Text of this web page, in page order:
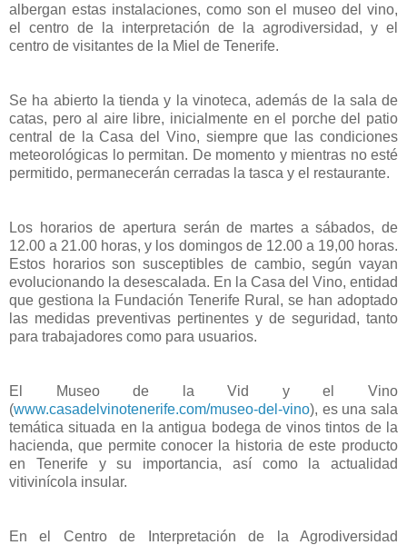
albergan estas instalaciones, como son el museo del vino,
el centro de la interpretación de la agrodiversidad, y el
centro de visitantes de la Miel de Tenerife.
Se ha abierto la tienda y la vinoteca, además de la sala de
catas, pero al aire libre, inicialmente en el porche del patio
central de la Casa del Vino, siempre que las condiciones
meteorológicas lo permitan. De momento y mientras no esté
permitido, permanecerán cerradas la tasca y el restaurante.
Los horarios de apertura serán de martes a sábados, de
12.00 a 21.00 horas, y los domingos de 12.00 a 19,00 horas.
Estos horarios son susceptibles de cambio, según vayan
evolucionando la desescalada. En la Casa del Vino, entidad
que gestiona la Fundación Tenerife Rural, se han adoptado
las medidas preventivas pertinentes y de seguridad, tanto
para trabajadores como para usuarios.
El Museo de la Vid y el Vino
(www.casadelvinotenerife.com/museo-del-vino), es una sala
temática situada en la antigua bodega de vinos tintos de la
hacienda, que permite conocer la historia de este producto
en Tenerife y su importancia, así como la actualidad
vitivinícola insular.
En el Centro de Interpretación de la Agrodiversidad